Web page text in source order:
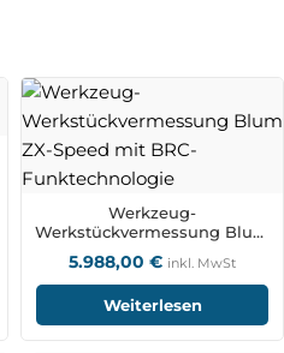
Werkzeug-
Werkstückvermessung Blum
Funktechnologie
5.988,00 € inkl. MwSt
Weiterlesen